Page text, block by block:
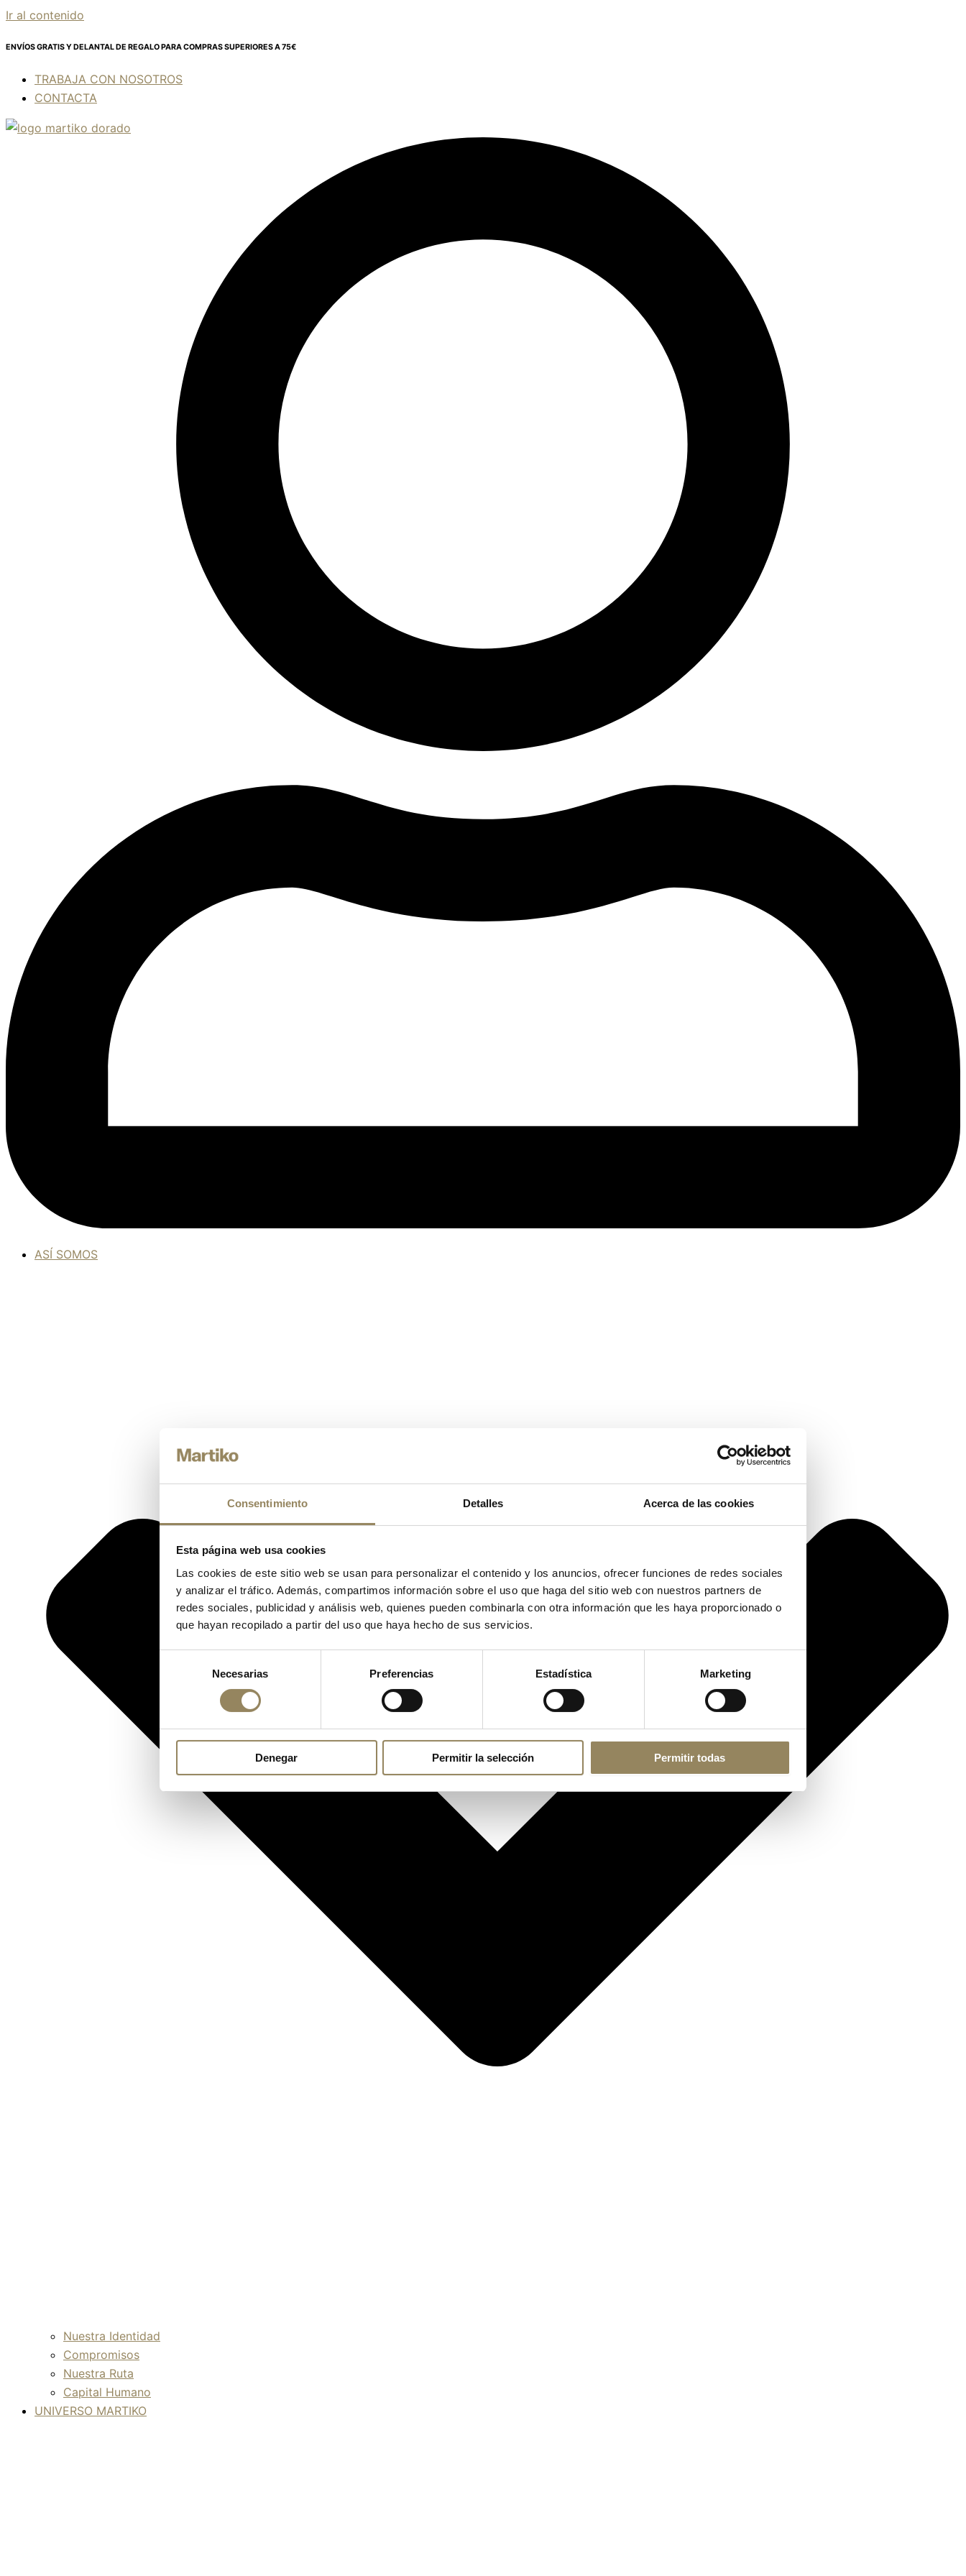
Consentimiento Detalles Acerca de las cookies
Esta página web usa cookies
Las cookies de este sitio web se usan para personalizar el contenido y los anuncios, ofrecer funciones de redes sociales
y analizar el tráfico. Además, compartimos información sobre el uso que haga del sitio web con nuestros partners de
redes sociales, publicidad y análisis web, quienes pueden combinarla con otra información que les haya proporcionado o
que hayan recopilado a partir del uso que haya hecho de sus servicios.
consentimiento
Necesarias Preferencias Estadística Marketing
Denegar Permitir la selección Permitir todas
Ir al contenido
ENVÍOS GRATIS Y DELANTAL DE REGALOPARA COMPRAS SUPERIORES A 75€
TRABAJA CON NOSOTROS
CONTACTA
ASÍ SOMOS
Nuestra Identidad
Compromisos
Nuestra Ruta
Capital Humano
UNIVERSO MARTIKO